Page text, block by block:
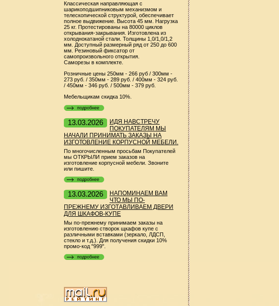
Классическая направляющая с
шарикоподшипниковым механизмом и
телескопической структурой, обеспечивает
полное выдвижение. Высота 45 мм. Нагрузка
25 кг. Протестированы на 80000 циклов
открывания-закрывания. Изготовлена из
холоднокатаной стали. Толщины 1,0/1,0/1,2
мм. Доступный размерный ряд от 250 до 600
мм. Резиновый фиксатор от
самопроизвольного открытия.
Саморезы в комплекте.
Розничные цены 250мм - 266 руб / 300мм -
273 руб. / 350мм - 289 руб. / 400мм - 324 руб.
/ 450мм - 346 руб. / 500мм - 379 руб.
Мебельщикам скидка 10%.
подробнее
13.03.2026
ИДЯ НАВСТРЕЧУ
ПОКУПАТЕЛЯМ МЫ
НАЧАЛИ ПРИНИМАТЬ ЗАКАЗЫ НА
ИЗГОТОВЛЕНИЕ КОРПУСНОЙ МЕБЕЛИ.
По многочисленным просьбам Покупателей
мы ОТКРЫЛИ прием заказов на
изготовление корпусной мебели. Звоните
или пишите.
подробнее
13.03.2026
НАПОМИНАЕМ ВАМ
ЧТО МЫ ПО-
ПРЕЖНЕМУ ИЗГОТАВЛИВАЕМ ДВЕРИ
ДЛЯ ШКАФОВ-КУПЕ
Мы по-прежнему принимаем заказы на
изготовлению створок щкафов купе с
различными вставками (зеркало, ЛДСП,
стекло и т.д.). Для получения скидки 10%
промо-код "999".
подробнее